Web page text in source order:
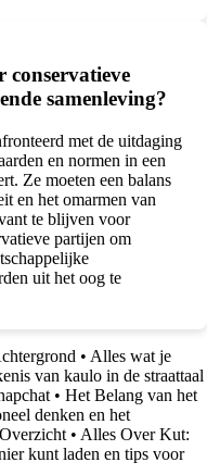
samenleving?
met de uitdaging
en normen in een
Ze moeten een balans
en het omarmen van
te blijven voor
partijen om
uit het oog te
• Alles wat je
van kaulo in de straattaal
• Het Belang van het
denken en het
• Alles Over Kut:
kunt laden en tips voor